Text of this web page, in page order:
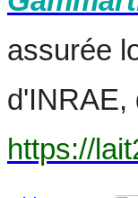
assurée
d'INRAE,
https://